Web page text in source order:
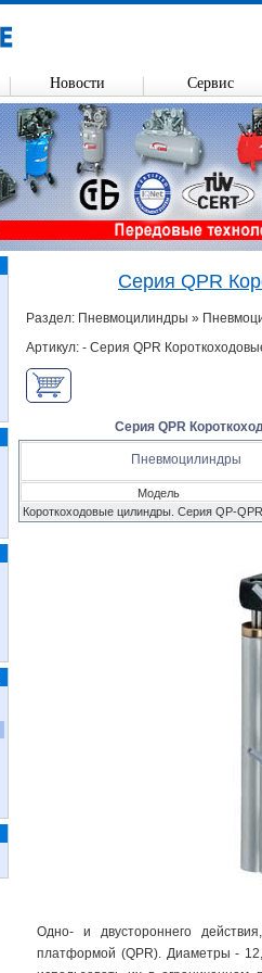
Серия QPR
Раздел: Пневмоцилиндры »
Артикул: - Серия QPR
Серия QPR
Пневмоцилиндры
Модель
Короткоходовые цилиндры. Серия QP-QPR
Одно- и двустороннего
платформой (QPR). Диаметры -
Новости Сервис